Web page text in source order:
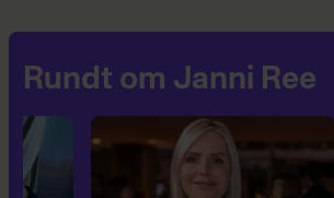
Rundt om Janni Ree